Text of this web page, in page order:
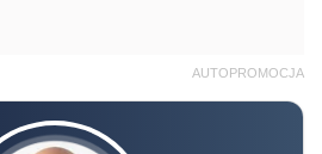
AUTOPROMOCJA